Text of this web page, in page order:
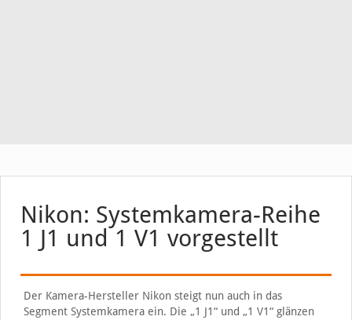
Nikon: Systemkamera-Reihe
1 J1 und 1 V1 vorgestellt
Der Kamera-Hersteller Nikon steigt nun auch in das
Segment Systemkamera ein. Die „1 J1“ und „1 V1“ glänzen